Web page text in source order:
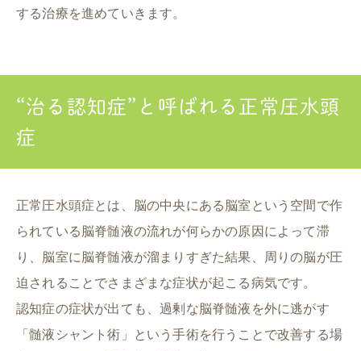
する治療を進めていきます。
“治る認知症”と呼ばれる正常圧水頭
症
正常圧水頭症とは、脳の中央にある脳室という空間で作
られている脳脊髄液の流れが何らかの原因によって滞
り、脳室に脳脊髄液が溜まりすぎた結果、周りの脳が圧
迫されることでさまざまな症状が起こる病気です。
認知症の症状が出ても、過剰な脳脊髄液を外に逃がす
「髄液シャント術」という手術を行うことで改善する場